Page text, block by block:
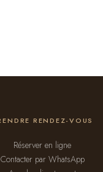
RENDEZ-VOUS
Réserver en ligne
Contacter par WhatsApp